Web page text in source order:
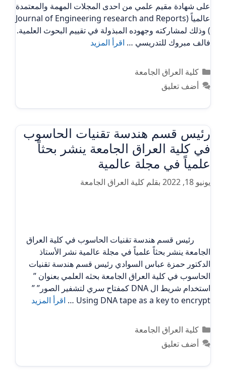
على شهادة مقيم علمي من احدى المجلات المهمة والمعتمدة
عالمياً (Journal of Engineering research and Reports
) وذلك لمشاركته وجهوده المبذولة في تقييم البحوث العلمية.
فالف مبروك للتدريسي … اقرأ المزيد
التصنيفات
كلية العراق الجامعة
أضف تعليق
رئيس قسم هندسة تقنيات الحاسوب
في كلية العراق الجامعة ينشر بحثاً
علمياً في مجلة عالمية
يونيو 18, 2022 بقلم كلية العراق الجامعة
رئيس قسم هندسة تقنيات الحاسوب في كلية العراق
الجامعة ينشر بحثاً علمياً في مجلة عالمية نشر الأستاذ
الدكتور حمزة عباس السوادي رئيس قسم هندسة تقنيات
الحاسوب في كلية العراق الجامعة بحثه العلمي بعنوان ”
استخدام شريط ال DNA كمفتاح سري لتشفير الصور” ”
Using DNA tape as a key to encrypt …
اقرأ المزيد
التصنيفات
كلية العراق الجامعة
أضف تعليق